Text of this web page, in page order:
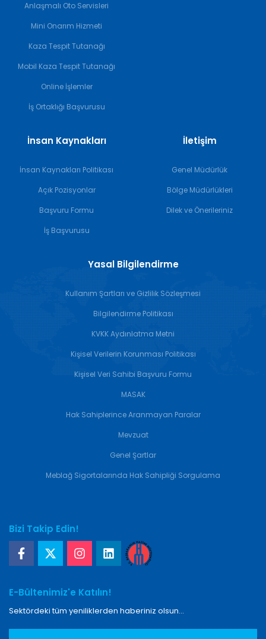
Anlaşmalı Oto Servisleri
Mini Onarım Hizmeti
Kaza Tespit Tutanağı
Mobil Kaza Tespit Tutanağı
Online İşlemler
İş Ortaklığı Başvurusu
İnsan Kaynakları
İnsan Kaynakları Politikası
Açık Pozisyonlar
Başvuru Formu
İş Başvurusu
İletişim
Genel Müdürlük
Bölge Müdürlükleri
Dilek ve Önerileriniz
Yasal Bilgilendirme
Kullanım Şartları ve Gizlilik Sözleşmesi
Bilgilendirme Politikası
KVKK Aydınlatma Metni
Kişisel Verilerin Korunması Politikası
Kişisel Veri Sahibi Başvuru Formu
MASAK
Hak Sahiplerince Aranmayan Paralar
Mevzuat
Genel Şartlar
Meblağ Sigortalarında Hak Sahipliği Sorgulama
Bizi Takip Edin!
E-Bültenimiz'e Katılın!
Sektördeki tüm yeniliklerden haberiniz olsun...